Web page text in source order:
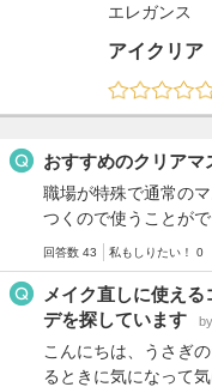
エレガンス
アイクリ
おすすめのクリアマ
職場が特殊で通常の
つくので使うことが
回答数 43 私もしりたい！ 0
メイク直しに使え
デを探しています
こんにちは、うさぎ
るときに気になって